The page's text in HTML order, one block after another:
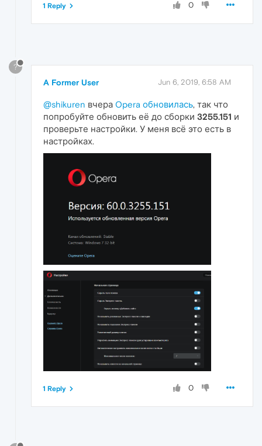
0
1 Reply
?
A Former User Jun 6, 2019, 6:58 AM
@shikuren вчера Opera обновилась, так что
попробуйте обновить её до сборки 3255.151 и
проверьте настройки. У меня всё это есть в
настройках.
0
1 Reply